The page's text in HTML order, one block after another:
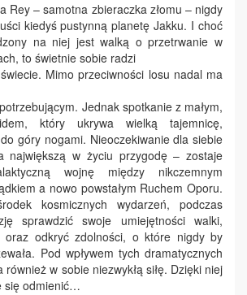
Rey – samotna zbieraczka złomu – nigdy
kiedyś pustynną planetę Jakku. I choć
na niej jest walką o przetrwanie w
to świetnie sobie radzi
Mimo przeciwności losu nadal ma
Jednak spotkanie z małym,
który ukrywa wielką tajemnicę,
góry nogami. Nieoczekiwanie dla siebie
największą w życiu przygodę – zostaje
wojnę między nikczemnym
a nowo powstałym Ruchem Oporu.
kosmicznych wydarzeń, podczas
sprawdzić swoje umiejętności walki,
oraz odkryć zdolności, o które nigdy by
Pod wpływem tych dramatycznych
w sobie niezwykłą siłę. Dzięki niej
się odmienić…